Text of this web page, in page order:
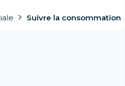
Suivre la consommation